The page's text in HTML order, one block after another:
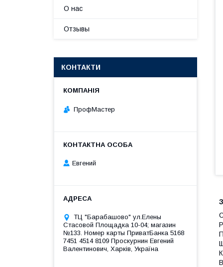
О нас
Отзывы
КОНТАКТИ
ПрофМастер
Евгений
ТЦ "Барабашово" ул.Елены
Стасовой Площадка 10-04; магазин
№133. Номер карты ПриватБанка 5168
7451 4514 8109 Проскурнин Евгений
Валентинович, Харків, Україна